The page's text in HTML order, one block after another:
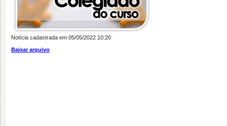
Notícia cadastrada em 05/05/2022 10:20
Baixar arquivo